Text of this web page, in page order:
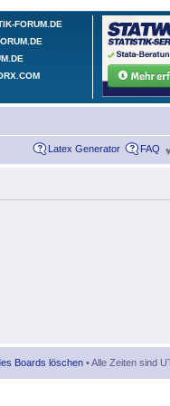
FORUM.DE
Latex Generator FAQ
Boards löschen • Alle Zeiten sind